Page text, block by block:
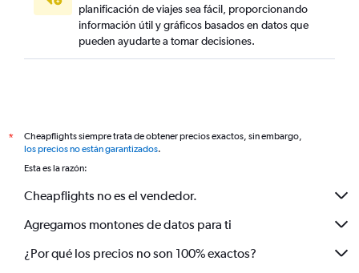
planificación de viajes sea fácil, proporcionando
información útil y gráficos basados en datos que
pueden ayudarte a tomar decisiones.
*
Cheapflights siempre trata de obtener precios exactos, sin embargo,
los precios no están garantizados.
Esta es la razón:
Cheapflights no es el vendedor.
Agregamos montones de datos para ti
¿Por qué los precios no son 100% exactos?